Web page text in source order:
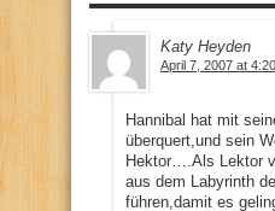
Katy Heyden
April 7, 2007 at
Hannibal hat mit
überquert,und sein
Hektor….Als Lektor
aus dem Labyrinth
führen,damit es